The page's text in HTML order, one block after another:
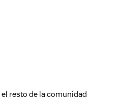
resto de la comunidad